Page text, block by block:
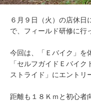
６月９日（火）の店休日
で、フィールド研修に行
今回は、「Ｅバイク」を
「セルフガイドＥバイ
ストライド」にエントリ
距離も１８Ｋｍと初心者